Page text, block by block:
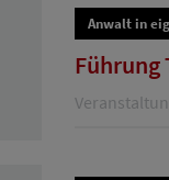
Anwalt in
Führung